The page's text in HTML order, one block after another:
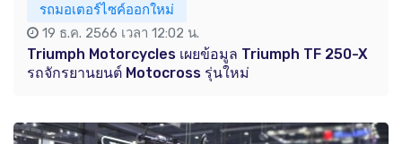
รถมอเตอร์ไซค์ออกใหม่
19 ธ.ค. 2566 เวลา 12:02 น.
Triumph Motorcycles เผยข้อมูล Triumph TF 250-X
รถจักรยานยนต์ Motocross รุ่นใหม่